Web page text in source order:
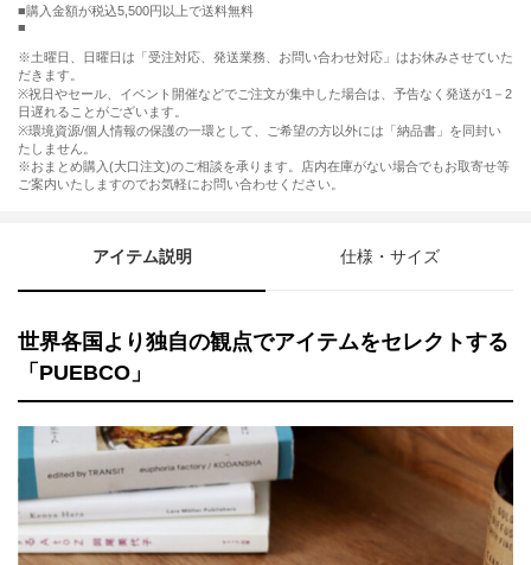
購入金額が税込5,500円以上で送料無料
※土曜日、日曜日は「受注対応、発送業務、お問い合わせ対応」はお休みさせていた
だきます。
※祝日やセール、イベント開催などでご注文が集中した場合は、予告なく発送が1－2
日遅れることがございます。
※環境資源/個人情報の保護の一環として、ご希望の方以外には「納品書」を同封い
たしません。
※おまとめ購入(大口注文)のご相談を承ります。店内在庫がない場合でもお取寄せ等
ご案内いたしますのでお気軽にお問い合わせください。
アイテム説明 仕様・サイズ
世界各国より独自の観点でアイテムをセレクトする
「PUEBCO」